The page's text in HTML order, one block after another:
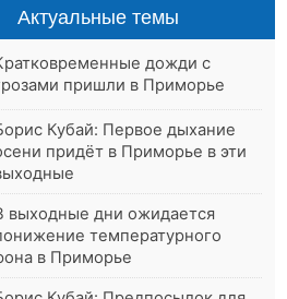
Актуальные темы
дожди с
пришли в Приморье
Кубай: Первое дыхание
придёт в Приморье в эти
выходные дни ожидается
температурного
в Приморье